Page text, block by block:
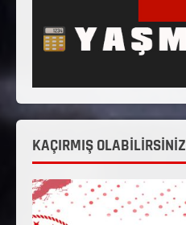
KAÇIRMIŞ OLABİLİRSİNİZ